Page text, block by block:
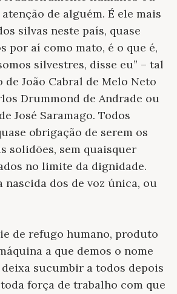
de alguém. É ele mais
silvas neste país, quase
por aí como mato, é o que é,
silvestres, disse eu” – tal
de João Cabral de Melo Neto
Drummond de Andrade ou
José Saramago. Todos
obrigação de serem os
solidões, sem quaisquer
no limite da dignidade.
nascida dos de voz única, ou
de refugo humano, produto
a que demos o nome
sucumbir a todos depois
força de trabalho com que